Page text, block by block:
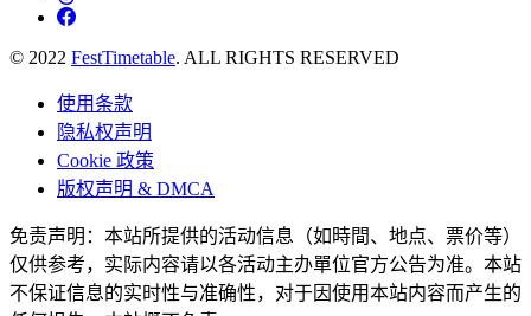
© 2022 FestTimetable. ALL RIGHTS RESERVED
使用条款
隐私权声明
Cookie 政策
版权声明 & DMCA
免责声明：本站所提供的活动信息（如時間、地点、票价等）
仅供参考，实际内容请以各活动主办單位官方公告为准。本站
不保证信息的实时性与准确性，对于因使用本站内容而产生的